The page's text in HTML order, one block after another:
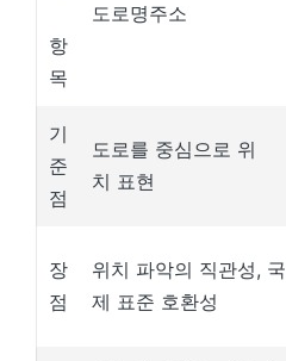
항
목
도로명주소
기
준
점
도로를 중심으로 위
치 표현
장
점
위치 파악의 직관성, 국
제 표준 호환성